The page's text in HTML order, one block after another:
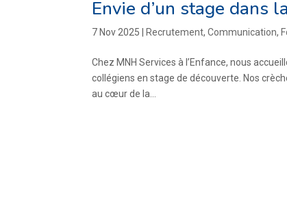
Envie d’un stage dans
7 Nov 2025 Recrutement,Communication,
Chez MNH Services à l’Enfance, nous
collégiens en stage de découverte. Nos
au cœur de la...